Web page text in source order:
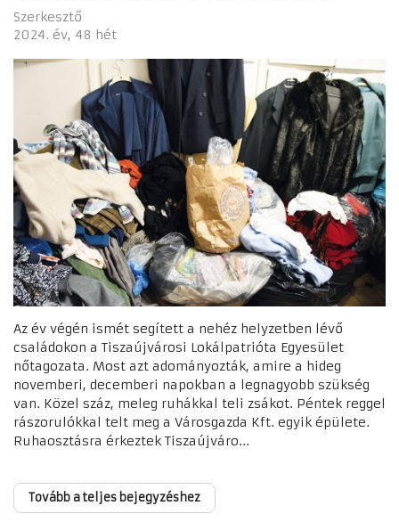
Szerkesztő
2024. év 48 hét
Az év végén ismét segített a nehéz helyzetben lévő
családokon a Tiszaújvárosi Lokálpatrióta Egyesület
nőtagozata. Most azt adományozták, amire a hideg
novemberi, decemberi napokban a legnagyobb szükség
van. Közel száz, meleg ruhákkal teli zsákot. Péntek reggel
rászorulókkal telt meg a Városgazda Kft. egyik épülete.
Ruhaosztásra érkeztek Tiszaújváro...
Tovább a teljes bejegyzéshez